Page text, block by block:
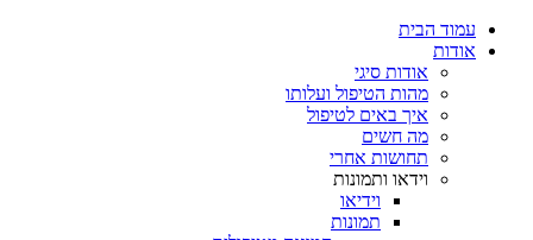
עמוד הבית
אודות
אודות סיגי
מהות הטיפול ועלותו
איך באים לטיפול
מה חשים
תחושות אחרי
וידאו ותמונות
וידיאו
תמונות